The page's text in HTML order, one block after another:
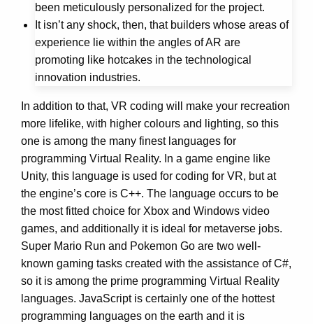
been meticulously personalized for the project.
It isn’t any shock, then, that builders whose areas of
experience lie within the angles of AR are
promoting like hotcakes in the technological
innovation industries.
In addition to that, VR coding will make your recreation
more lifelike, with higher colours and lighting, so this
one is among the many finest languages for
programming Virtual Reality. In a game engine like
Unity, this language is used for coding for VR, but at
the engine’s core is C++. The language occurs to be
the most fitted choice for Xbox and Windows video
games, and additionally it is ideal for metaverse jobs.
Super Mario Run and Pokemon Go are two well-
known gaming tasks created with the assistance of C#,
so it is among the prime programming Virtual Reality
languages. JavaScript is certainly one of the hottest
programming languages on the earth and it is